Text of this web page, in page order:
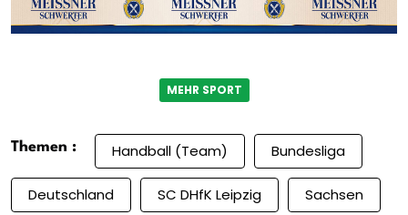
MEHR SPORT
Themen : Handball (Team) Bundesliga
Deutschland SC DHfK Leipzig Sachsen